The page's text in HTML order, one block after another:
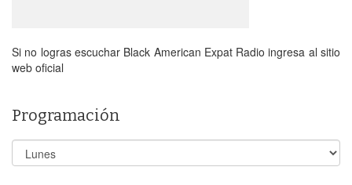
Si no logras escuchar Black American Expat Radio ingresa al sitio
web oficial
Programación